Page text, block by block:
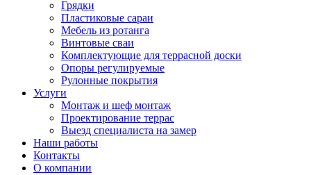
Грядки
Пластиковые сараи
Мебель из ротанга
Винтовые сваи
Комплектующие для террасной доски
Опоры регулируемые
Рулонные покрытия
Услуги
Монтаж и шеф монтаж
Проектирование террас
Выезд специалиста на замер
Наши работы
Контакты
О компании